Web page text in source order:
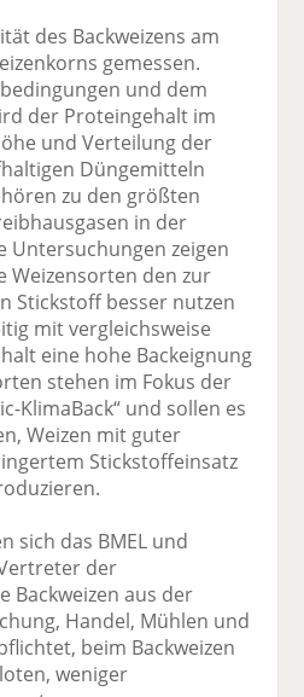
des Backweizens am
gemessen.
und dem
der Proteingehalt im
und Verteilung der
Düngemitteln
zu den größten
in der
Untersuchungen zeigen
Weizensorten den zur
Stickstoff besser nutzen
mit vergleichsweise
eine hohe Backeignung
stehen im Fokus der
KlimaBack“ und sollen es
Weizen mit guter
Stickstoffeinsatz
sich das BMEL und
der
Backweizen aus der
Handel, Mühlen und
beim Backweizen
weniger